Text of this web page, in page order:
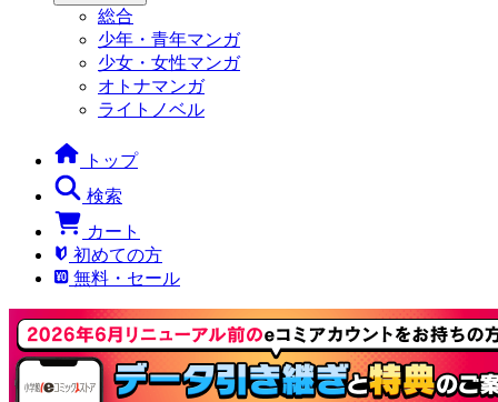
総合
少年・青年マンガ
少女・女性マンガ
オトナマンガ
ライトノベル
トップ
検索
カート
初めての方
無料・セール